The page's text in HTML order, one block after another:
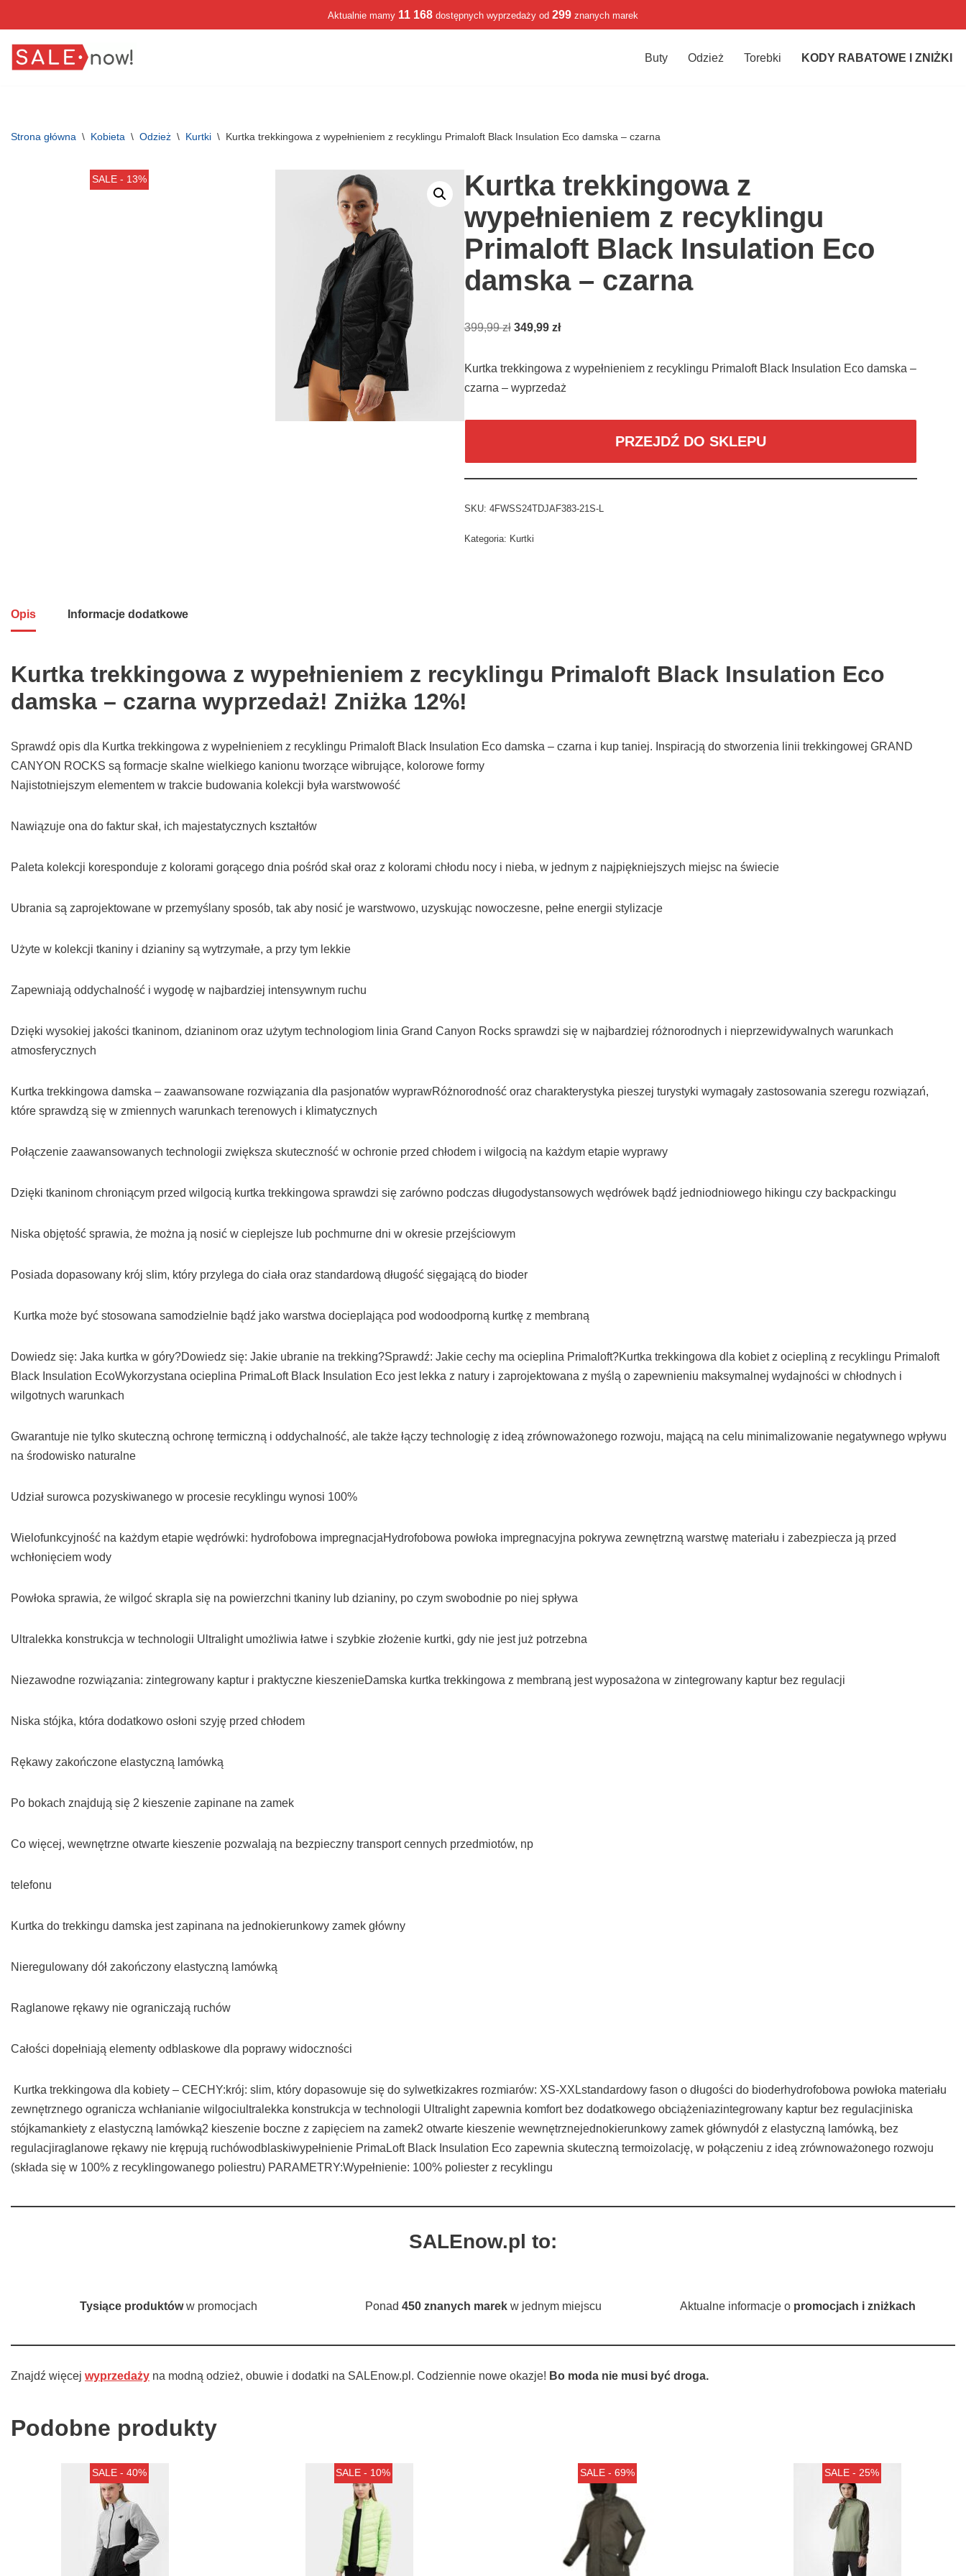
do
Aktualnie mamy 11 168 dostępnych wyprzedaży od 299 znanych marek
Buty Odzież Torebki KODY RABATOWE I ZNIŻKI
Strona główna \ Kobieta \ Odzież \ Kurtki \ Kurtka trekkingowa z wypełnieniem z recyklingu Primaloft Black Insulation Eco damska – czarna
SALE - 13%
Kurtka trekkingowa z
wypełnieniem z recyklingu
Primaloft Black Insulation Eco
damska – czarna
399,99zł 349,99 zł
Kurtka trekkingowa z wypełnieniem z recyklingu Primaloft Black Insulation Eco damska –
czarna – wyprzedaż
PRZEJDŹ DO SKLEPU
SKU: 4FWSS24TDJAF383-21S-L
Kategoria: Kurtki
Opis Informacje dodatkowe
Kurtka trekkingowa z wypełnieniem z recyklingu Primaloft Black Insulation Eco
damska – czarna wyprzedaż! Zniżka 12%!
Sprawdź opis dla Kurtka trekkingowa z wypełnieniem z recyklingu Primaloft Black Insulation Eco damska – czarna i kup taniej. Inspiracją do stworzenia linii trekkingowej GRAND
CANYON ROCKS są formacje skalne wielkiego kanionu tworzące wibrujące, kolorowe formy
Najistotniejszym elementem w trakcie budowania kolekcji była warstwowość
Nawiązuje ona do faktur skał, ich majestatycznych kształtów
Paleta kolekcji koresponduje z kolorami gorącego dnia pośród skał oraz z kolorami chłodu nocy i nieba, w jednym z najpiękniejszych miejsc na świecie
Ubrania są zaprojektowane w przemyślany sposób, tak aby nosić je warstwowo, uzyskując nowoczesne, pełne energii stylizacje
Użyte w kolekcji tkaniny i dzianiny są wytrzymałe, a przy tym lekkie
Zapewniają oddychalność i wygodę w najbardziej intensywnym ruchu
Dzięki wysokiej jakości tkaninom, dzianinom oraz użytym technologiom linia Grand Canyon Rocks sprawdzi się w najbardziej różnorodnych i nieprzewidywalnych warunkach
atmosferycznych
Kurtka trekkingowa damska – zaawansowane rozwiązania dla pasjonatów wyprawRóżnorodność oraz charakterystyka pieszej turystyki wymagały zastosowania szeregu rozwiązań,
które sprawdzą się w zmiennych warunkach terenowych i klimatycznych
Połączenie zaawansowanych technologii zwiększa skuteczność w ochronie przed chłodem i wilgocią na każdym etapie wyprawy
Dzięki tkaninom chroniącym przed wilgocią kurtka trekkingowa sprawdzi się zarówno podczas długodystansowych wędrówek bądź jedniodniowego hikingu czy backpackingu
Niska objętość sprawia, że można ją nosić w cieplejsze lub pochmurne dni w okresie przejściowym
Posiada dopasowany krój slim, który przylega do ciała oraz standardową długość sięgającą do bioder
Kurtka może być stosowana samodzielnie bądź jako warstwa docieplająca pod wodoodporną kurtkę z membraną
Dowiedz się: Jaka kurtka w góry?Dowiedz się: Jakie ubranie na trekking?Sprawdź: Jakie cechy ma ocieplina Primaloft?Kurtka trekkingowa dla kobiet z ociepliną z recyklingu Primaloft
Black Insulation EcoWykorzystana ocieplina PrimaLoft Black Insulation Eco jest lekka z natury i zaprojektowana z myślą o zapewnieniu maksymalnej wydajności w chłodnych i
wilgotnych warunkach
Gwarantuje nie tylko skuteczną ochronę termiczną i oddychalność, ale także łączy technologię z ideą zrównoważonego rozwoju, mającą na celu minimalizowanie negatywnego wpływu
na środowisko naturalne
Udział surowca pozyskiwanego w procesie recyklingu wynosi 100%
Wielofunkcyjność na każdym etapie wędrówki: hydrofobowa impregnacjaHydrofobowa powłoka impregnacyjna pokrywa zewnętrzną warstwę materiału i zabezpiecza ją przed
wchłonięciem wody
Powłoka sprawia, że wilgoć skrapla się na powierzchni tkaniny lub dzianiny, po czym swobodnie po niej spływa
Ultralekka konstrukcja w technologii Ultralight umożliwia łatwe i szybkie złożenie kurtki, gdy nie jest już potrzebna
Niezawodne rozwiązania: zintegrowany kaptur i praktyczne kieszenieDamska kurtka trekkingowa z membraną jest wyposażona w zintegrowany kaptur bez regulacji
Niska stójka, która dodatkowo osłoni szyję przed chłodem
Rękawy zakończone elastyczną lamówką
Po bokach znajdują się 2 kieszenie zapinane na zamek
Co więcej, wewnętrzne otwarte kieszenie pozwalają na bezpieczny transport cennych przedmiotów, np
telefonu
Kurtka do trekkingu damska jest zapinana na jednokierunkowy zamek główny
Nieregulowany dół zakończony elastyczną lamówką
Raglanowe rękawy nie ograniczają ruchów
Całości dopełniają elementy odblaskowe dla poprawy widoczności
Kurtka trekkingowa dla kobiety – CECHY:krój: slim, który dopasowuje się do sylwetkizakres rozmiarów: XS-XXLstandardowy fason o długości do bioderhydrofobowa powłoka materiału
zewnętrznego ogranicza wchłanianie wilgociultralekka konstrukcja w technologii Ultralight zapewnia komfort bez dodatkowego obciążeniazintegrowany kaptur bez regulacjiniska
stójkamankiety z elastyczną lamówką2 kieszenie boczne z zapięciem na zamek2 otwarte kieszenie wewnętrznejednokierunkowy zamek głównydół z elastyczną lamówką, bez
regulacjiraglanowe rękawy nie krępują ruchówodblaskiwypełnienie PrimaLoft Black Insulation Eco zapewnia skuteczną termoizolację, w połączeniu z ideą zrównoważonego rozwoju
(składa się w 100% z recyklingowanego poliestru) PARAMETRY:Wypełnienie: 100% poliester z recyklingu
SALEnow.pl to:
Tysiące produktóww promocjach Ponad 450 znanych marekw jednym miejscu Aktualne informacje o promocjach i zniżkach
Znajdź więcej wyprzedaży na modną odzież, obuwie i dodatki na SALEnow.pl. Codziennie nowe okazje! Bo moda nie musi być droga.
Podobne produkty
SALE - 40% SALE - 10% SALE - 69% SALE - 25%